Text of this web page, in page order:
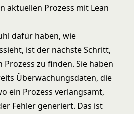
aktuellen Prozess mit Lean
dafür haben, wie
ist der nächste Schritt,
Prozess zu finden. Sie haben
Überwachungsdaten, die
ein Prozess verlangsamt,
Fehler generiert. Das ist